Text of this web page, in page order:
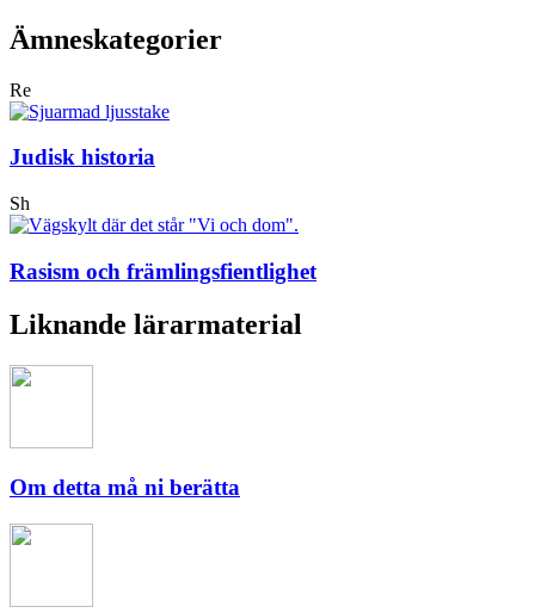
Ämneskategorier
Re
Judisk historia
Sh
Rasism och främlingsfientlighet
Liknande lärarmaterial
Om detta må ni berätta